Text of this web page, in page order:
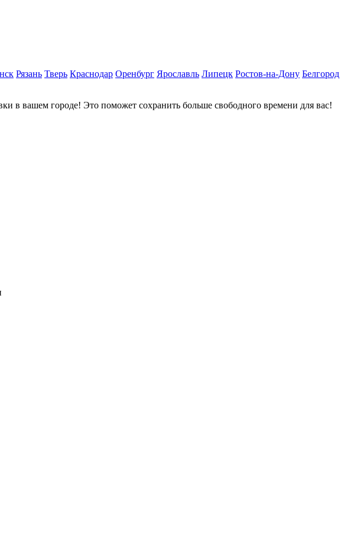
Рязань Тверь Краснодар Оренбург Ярославль Липецк Ростов-на-Дону Белгород
в вашем городе! Это поможет сохранить больше свободного времени для вас!